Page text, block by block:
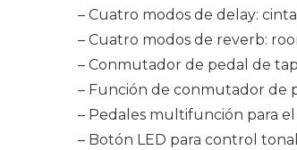
– Cuatro modos de delay:
– Cuatro modos de reverb:
– Conmutador de pedal de
– Función de conmutador de
– Pedales multifunción para
– Botón LED para control tonal